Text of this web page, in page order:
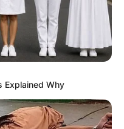
Explained Why